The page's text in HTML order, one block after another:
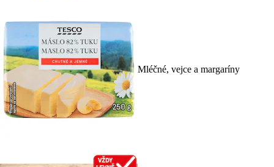
Mléčné, vejce a margaríny